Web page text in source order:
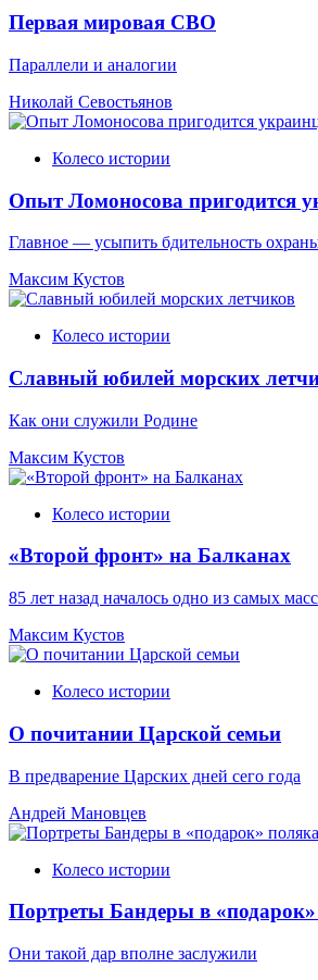
Первая мировая СВО
Параллели и аналогии
Николай Севостьянов
Колесо истории
Опыт Ломоносова пригодится
Главное — усыпить бдительность
Максим Кустов
Колесо истории
Славный юбилей морских
Как они служили Родине
Максим Кустов
Колесо истории
«Второй фронт» на Балканах
85 лет назад началось одно из самых
Максим Кустов
Колесо истории
О почитании Царской семьи
В предварение Царских дней сего года
Андрей Мановцев
Колесо истории
Портреты Бандеры в
Они такой дар вполне заслужили